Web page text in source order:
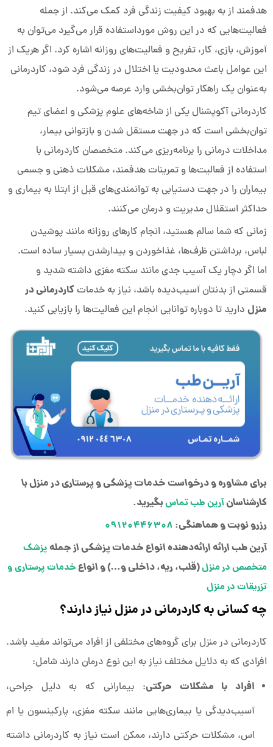
هدفمند از به بهبود کیفیت زندگی فرد کمک می‌کند. از جمله
فعالیت‌هایی که در این روش مورداستفاده قرار می‌گیرد می‌توان به
آموزش، بازی، کار، تفریح و فعالیت‌های روزانه اشاره کرد. اگر هریک از
این عوامل باعث محدودیت یا اختلال در زندگی فرد شود، کاردرمانی
به‌عنوان یک راهکار توان‌بخشی وارد عرصه می‌شود.
کاردرمانی آکوپشنال یکی از شاخه‌های علوم پزشکی و اعضای تیم
توان‌بخشی است که در جهت مستقل شدن و بازتوانی بیمار،
مداخلات درمانی را برنامه‌ریزی می‌کند. متخصصان کاردرمانی با
استفاده از فعالیت‌ها و تمرینات هدفمند، مشکلات ذهنی و جسمی
بیماران را در جهت دستیابی به توانمندی‌های قبل از ابتلا به بیماری و
حداکثر استقلال مدیریت و درمان می‌کنند.
زمانی که شما سالم هستید، انجام کارهای روزانه مانند پوشیدن
لباس، برداشتن ظرف‌ها، غذاخوردن و بیدارشدن بسیار ساده است.
اما اگر دچار یک آسیب جدی مانند سکته مغزی داشته شدید و
قسمتی از بدنتان آسیب‌دیده باشد، نیاز به خدمات کاردرمانی در
منزلدارید تا دوباره توانایی انجام این فعالیت‌ها را بازیابی کنید.
برای مشاوره و درخواست خدمات پزشکی و پرستاری در منزل با
کارشناسانآرین طب تماسبگیرید.
رزرو نوبت و هماهنگی:۰۹۱۲۰۴۴۶۳۰۸
آرین طب ارائه ارائه‌دهنده انواع خدمات پزشکی از جملهپزشک
متخصص در منزل(قلب، ریه، داخلی و…) و انواعخدمات پرستاری و
تزریقات در منزل
چه کسانی به کاردرمانی در منزل نیاز دارند؟
کاردرمانی در منزل برای گروه‌های مختلفی از افراد می‌تواند مفید باشد.
افرادی که به دلایل مختلف نیاز به این نوع درمان دارند شامل:
افراد با مشکلات حرکتی: بیمارانی که به دلیل جراحی،
آسیب‌دیدگی یا بیماری‌هایی مانند سکته مغزی، پارکینسون یا ام
اس، مشکلات حرکتی دارند، ممکن است نیاز به کاردرمانی داشته